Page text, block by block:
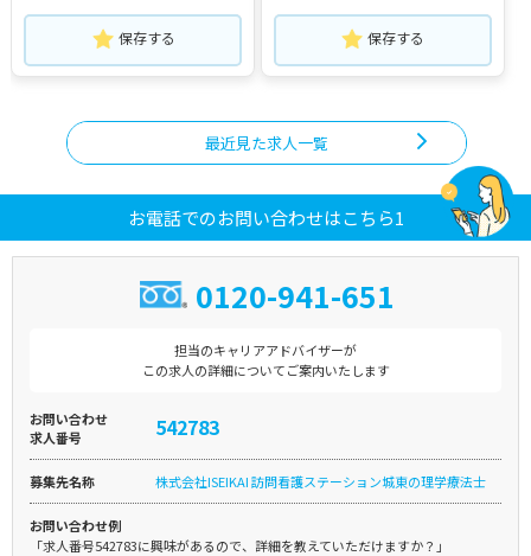
保存する 保存する
最近見た求人一覧
お電話でのお問い合わせはこちら1
0120-941-651
担当のキャリアアドバイザーが
この求人の詳細についてご案内いたします
お問い合わせ
求人番号
542783
募集先名称 株式会社ISEIKAI 訪問看護ステーション城東の理学療法士
お問い合わせ例
「求人番号542783に興味があるので、詳細を教えていただけますか？」